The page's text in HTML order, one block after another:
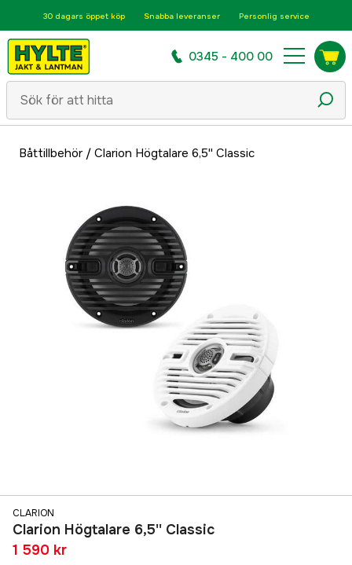
30 dagars öppet köp Snabba leveranser Personlig service
0345 - 400 00
Båttillbehör/ Clarion Högtalare 6,5'' Classic
CLARION
Clarion Högtalare 6,5'' Classic
1 590 kr